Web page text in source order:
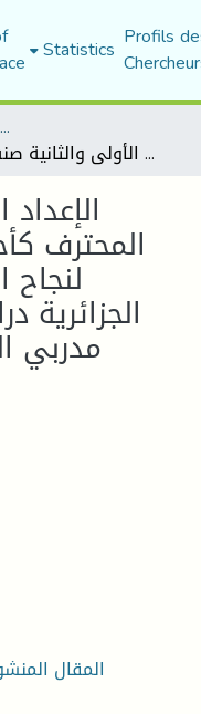
Statistics Profils
Institute of Sports Sciences and Techniques
الإعداد العقلي )الذهني( للاعب المحترف كأحد المتطلبات الأساسية لنجاح الاحتراف في كرة القدم الجزائرية دراسة ميدانية على بعض مدربي الرابطة المحترفة الأولى والثانية صنف الأكابر -
المحترف
مدربي
المقال